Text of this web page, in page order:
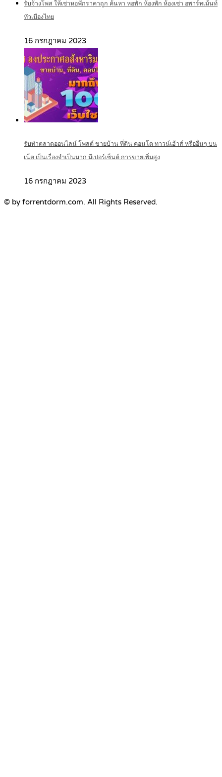
รับจ้างโพส ให้เช่าหอพักราคาถูก ค้นหา หอพัก ห้องพัก ห้องเช่า อพาร์ทเม้นท์
ทั่วเมืองไทย
16 กรกฎาคม 2023
รับทำตลาดออนไลน์ โพสต์ ขายบ้าน ที่ดิน คอนโด ทาวน์เฮ้าส์ หรืออื่นๆ บน
เน็ต เป็นเรื่องจำเป็นมาก มีเปอร์เซ็นต์ การขายเพิ่มสูง
16 กรกฎาคม 2023
© by forrentdorm.com. All Rights Reserved.